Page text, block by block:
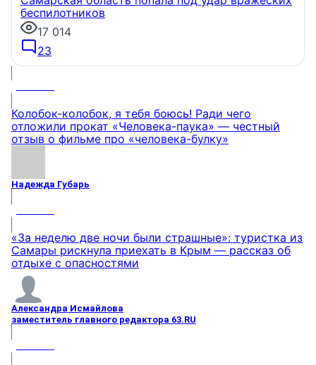
беспилотников
17 014
23
Колобок-колобок, я тебя боюсь! Ради чего
отложили прокат «Человека-паука» — честный
отзыв о фильме про «человека-булку»
Надежда Губарь
«За неделю две ночи были страшные»: туристка из
Самары рискнула приехать в Крым — рассказ об
отдыхе с опасностями
Александра Исмайлова
заместитель главного редактора 63.RU